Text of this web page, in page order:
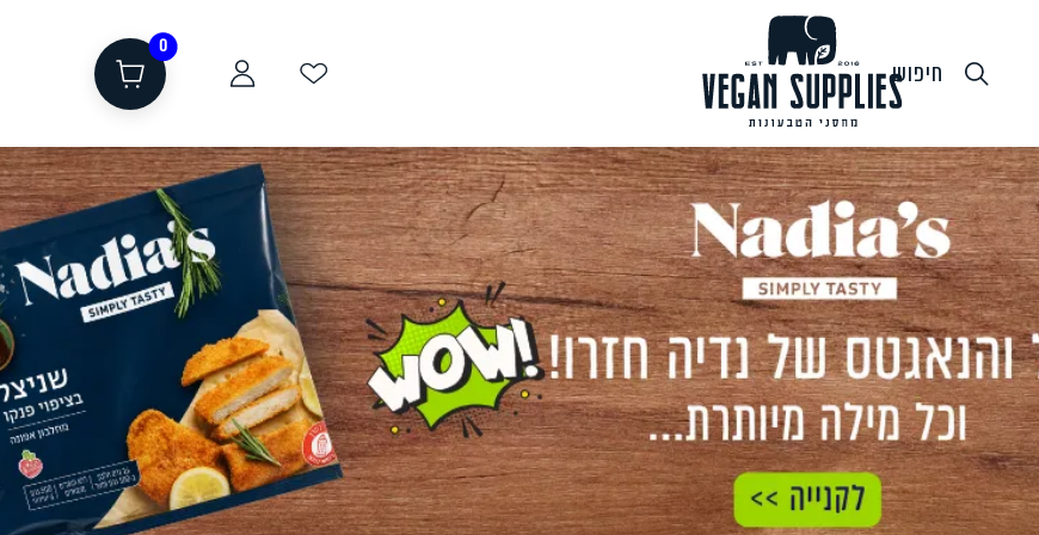
חיפוש
0
גבינות טבעוניות טופו חלב ושמנת שוקולד, חטיפים, חלבון